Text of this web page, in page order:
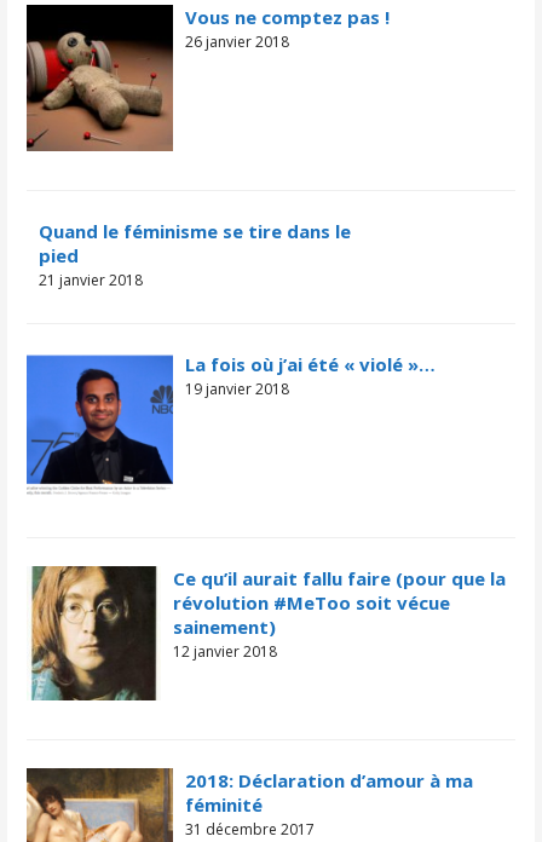
Vous ne comptez pas !
26 janvier 2018
Quand le féminisme se tire dans le
pied
21 janvier 2018
La fois où j’ai été « violé »…
19 janvier 2018
Ce qu’il aurait fallu faire (pour que la
révolution #MeToo soit vécue
sainement)
12 janvier 2018
2018: Déclaration d’amour à ma
féminité
31 décembre 2017